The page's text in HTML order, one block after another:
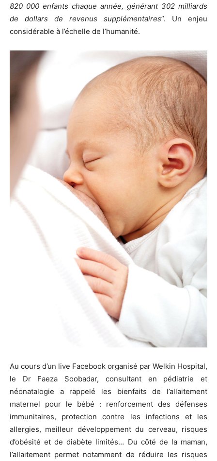
820 000 enfants chaque année, générant 302 milliards
de dollars de revenus supplémentaires”. Un enjeu
considérable à l’échelle de l’humanité.
Au cours d’un live Facebook organisé par Welkin Hospital,
le Dr Faeza Soobadar, consultant en pédiatrie et
néonatalogie a rappelé les bienfaits de l’allaitement
maternel pour le bébé : renforcement des défenses
immunitaires, protection contre les infections et les
allergies, meilleur développement du cerveau, risques
d’obésité et de diabète limités… Du côté de la maman,
l’allaitement permet notamment de réduire les risques